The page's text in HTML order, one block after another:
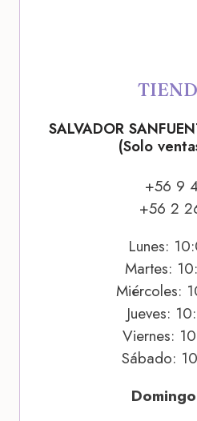
SALVADOR
(Solo
+56 9
+56 2
Lunes:
Martes:
Miércoles:
Jueves:
Viernes:
Sábado: